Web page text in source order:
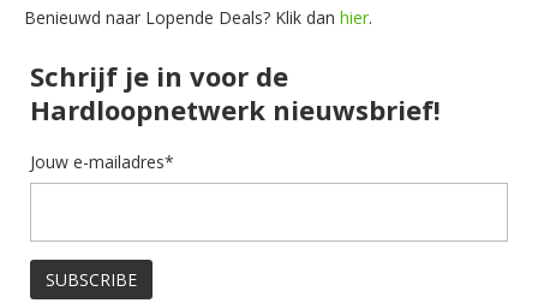
Benieuwd naar Lopende Deals? Klik dan hier.
Schrijf je in voor de
Hardloopnetwerk nieuwsbrief!
Jouw e-mailadres*